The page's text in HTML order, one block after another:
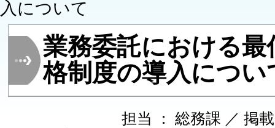
入について
業務委託における最
格制度の導入につい
担当 ： 総務課 ／ 掲